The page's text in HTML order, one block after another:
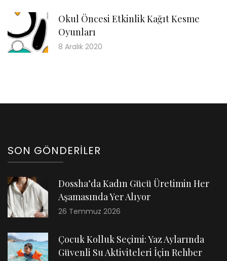
Okul Öncesi Etkinlik Kağıt Kesme
Oyunları
8 Aralık 2020
SON GÖNDERILER
Dossha’da Kadın Gücü Üretimin Her
Aşamasında Yer Alıyor
26 Temmuz 2026
Çocuk Kolluk Seçimi: Yaz Aylarında
Güvenli Su Aktiviteleri İçin Rehber